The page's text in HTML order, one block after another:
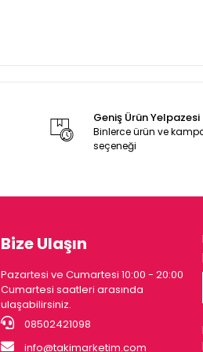
Geniş Ürün Yelpazesi
Binlerce ürün ve
seçeneği
Bize Ulaşın
Pazartesi ve Cumartesi 10:00 - 20:00
Cumartesi saatleri arasında
ulaşabilirsiniz.
08502421098
info@takimarketim.com